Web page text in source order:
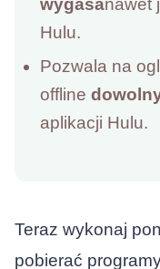
wygasanawet
Hulu.
Pozwala na
offline
aplikacji Hulu.
Teraz wykonaj
pobierać